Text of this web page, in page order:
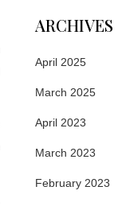
ARCHIVES
April 2025
March 2025
April 2023
March 2023
February 2023